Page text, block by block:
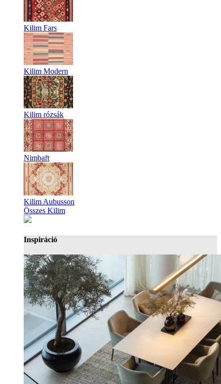
Kilim Fars
Kilim Modern
Kilim rózsák
Nimbaft
Kilim Aubusson
Összes Kilim
Inspiráció